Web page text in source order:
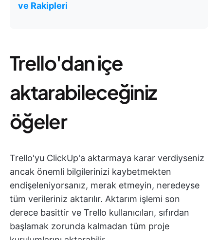
ve Rakipleri
Trello'dan içe
aktarabileceğiniz
öğeler
Trello'yu ClickUp'a aktarmaya karar verdiyseniz
ancak önemli bilgilerinizi kaybetmekten
endişeleniyorsanız, merak etmeyin, neredeyse
tüm verileriniz aktarılır. Aktarım işlemi son
derece basittir ve Trello kullanıcıları, sıfırdan
başlamak zorunda kalmadan tüm proje